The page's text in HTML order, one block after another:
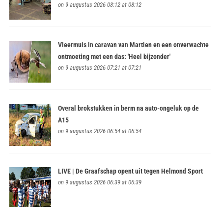
on 9 augustus 2026 08:12 at 08:12
Vleermuis in caravan van Martien en een onverwachte
ontmoeting met een das: 'Heel bijzonder'
on 9 augustus 2026 07:21 at 07:21
Overal brokstukken in berm na auto-ongeluk op de
A15
on 9 augustus 2026 06:54 at 06:54
LIVE | De Graafschap opent uit tegen Helmond Sport
on 9 augustus 2026 06:39 at 06:39